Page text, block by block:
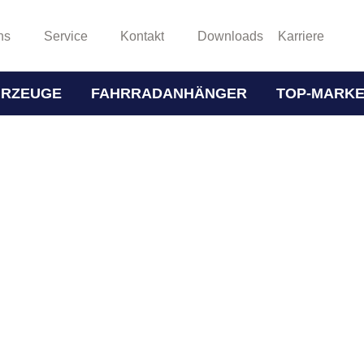
Service Kontakt Downloads Karriere
FAHRRADANHÄNGER TOP-